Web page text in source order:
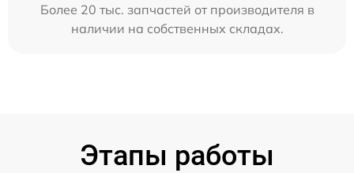
Более 20 тыс. запчастей от производителя в
наличии на собственных складах.
Этапы работы